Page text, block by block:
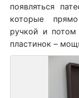
появляться
которые
ручкой и потом
пластинок –